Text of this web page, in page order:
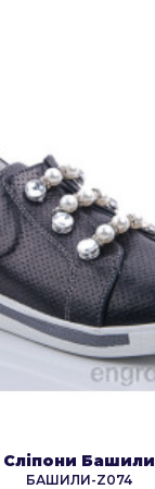
Сліпони Башили
БАШИЛИ-Z074